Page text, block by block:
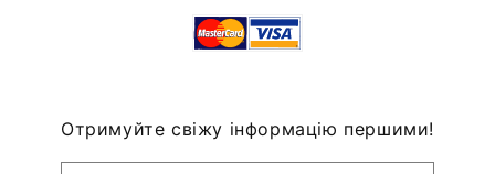
Отримуйте свіжу інформацію першими!